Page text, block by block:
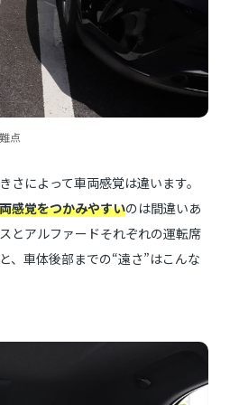
点
さによって車両感覚は違います。
感覚をつかみやすいのは間違いあ
とアルファードそれぞれの運転席
、車体後部までの“遠さ”はこんな